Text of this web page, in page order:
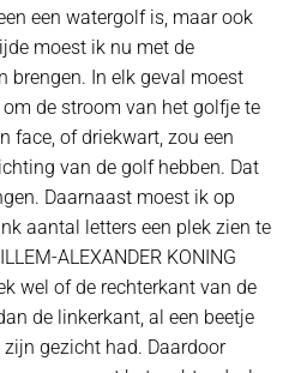
een watergolf is, maar ook
moest ik nu met de
brengen. In elk geval moest
de stroom van het golfje te
face, of driekwart, zou een
van de golf hebben. Dat
Daarnaast moest ik op
aantal letters een plek zien te
ALEXANDER KONING
wel of de rechterkant van de
de linkerkant, al een beetje
gezicht had. Daardoor